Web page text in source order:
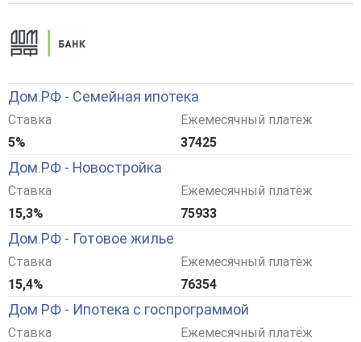
Дом.РФ - Семейная ипотека
Ставка
5%
Ежемесячный платёж
37425
Дом.РФ - Новостройка
Ставка
15,3%
Ежемесячный платёж
75933
Дом.РФ - Готовое жилье
Ставка
15,4%
Ежемесячный платёж
76354
Дом РФ - Ипотека с госпрограммой
Ставка
Ежемесячный платёж